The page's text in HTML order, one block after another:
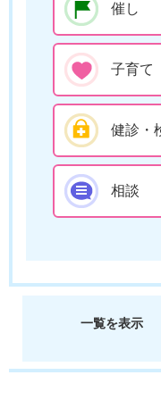
催し
子育て
健診・
相談
一覧を表示